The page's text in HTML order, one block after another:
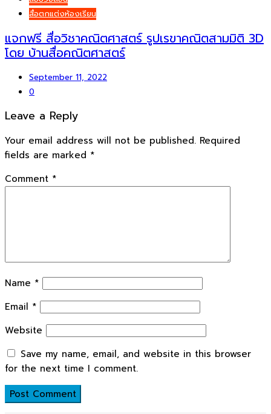
สื่อตกแต่งห้องเรียน
แจกฟรี สื่อวิชาคณิตศาสตร์ รูปเรขาคณิตสามมิติ 3D
โดย บ้านสื่อคณิตศาสตร์
September 11, 2022
0
Leave a Reply
Your email address will not be published. Required
fields are marked *
Comment *
Name *
Email *
Website
Save my name, email, and website in this browser
for the next time I comment.